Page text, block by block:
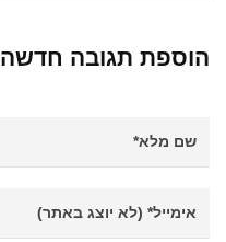
הוספת תגובה חדשה